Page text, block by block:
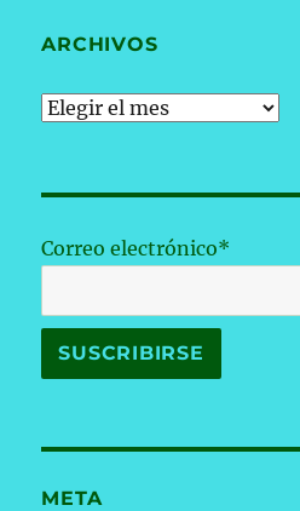
ARCHIVOS
Archivos
Correo electrónico*
META